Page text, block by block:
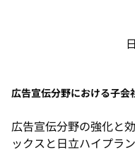
広告宣伝分野における子会
広告宣伝分野の強化と
ックスと日立ハイプラ